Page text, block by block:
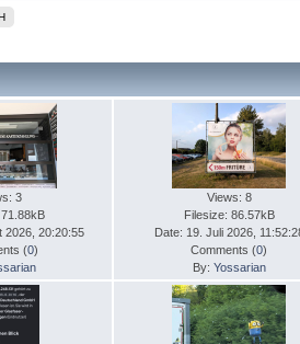
3
2026, 20:20:55
(0)
Views: 8
Filesize: 86.57kB
Date: 19. Juli 2026,
Comments (0)
By: Yossarian